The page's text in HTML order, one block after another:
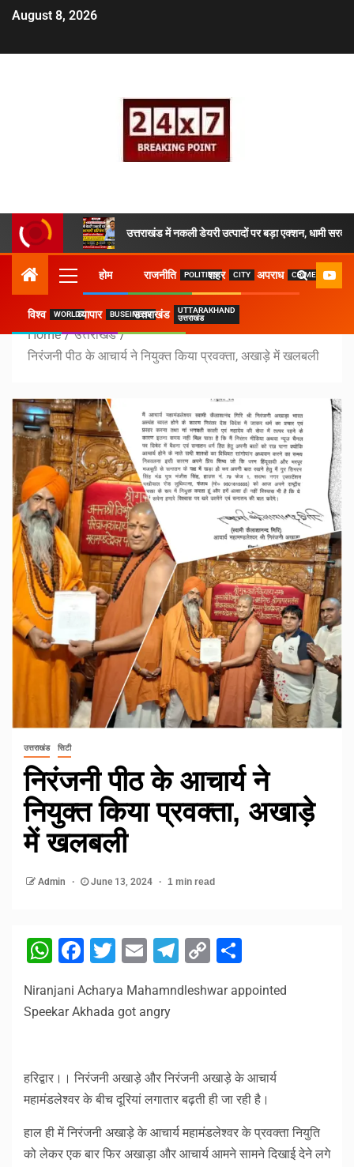
August 8, 2026
उत्तराखंड में नकली डेयरी उत्पादों पर बड़ा एक्शन, धामी
होम राजनीति POLITICSशहर CITY अपराध CRIME
विश्व WORLDव्यापार BUSEINESSउत्तराखंड
UTTARAKHAND
उत्तराखंड
Home
उत्तराखंड
निरंजनी पीठ के आचार्य ने नियुक्त किया प्रवक्ता, अखाड़े में खलबली
उत्तराखंड सिटी
निरंजनी पीठ के आचार्य ने
नियुक्त किया प्रवक्ता, अखाड़े
में खलबली
Admin June 13, 2024 1 min read
WhatsApp
Facebook
Twitter
EmailTelegram
Copy
Niranjani Acharya Mahamndleshwar appointed
Speekar Akhada got angry
हरिद्वार।। निरंजनी अखाड़े और निरंजनी अखाड़े के आचार्य
महामंडलेश्वर के बीच दूरियां लगातार बढ़ती ही जा रही है।
हाल ही में निरंजनी अखाड़े के आचार्य महामंडलेश्वर के प्रवक्ता नियुति
को लेकर एक बार फिर अखाड़ा और आचार्य आमने सामने दिखाई देने लगे